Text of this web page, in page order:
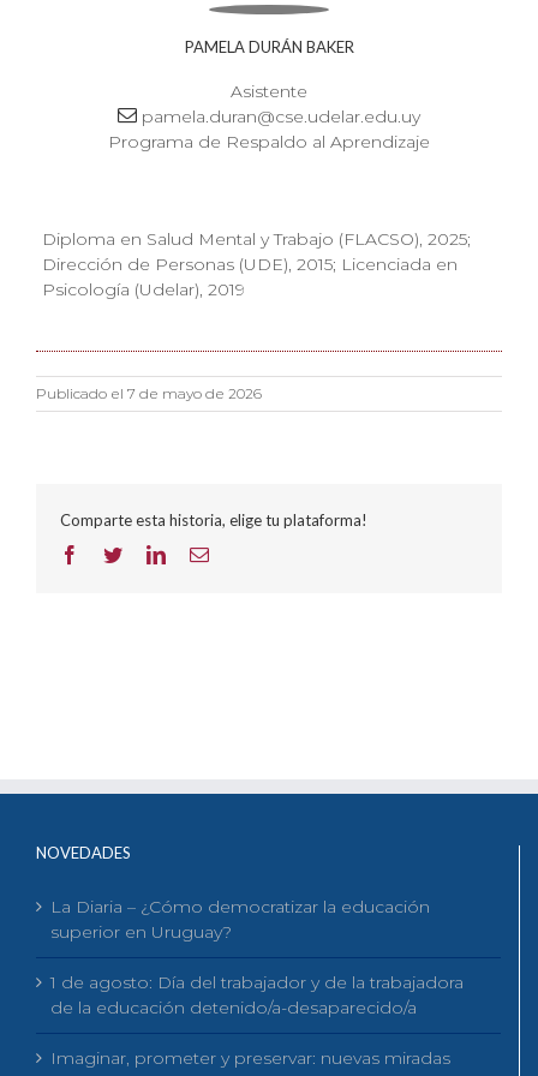
PAMELA DURÁN BAKER
Asistente
pamela.duran@cse.udelar.edu.uy
Programa de Respaldo al Aprendizaje
Diploma en Salud Mental y Trabajo (FLACSO), 2025;
Dirección de Personas (UDE), 2015; Licenciada en
Psicología (Udelar), 2019
Publicado el 7 de mayo de 2026
Comparte esta historia, elige tu plataforma!
Facebook
TwitterLinkedInCorreo
NOVEDADES
La Diaria – ¿Cómo democratizar la educación
superior en Uruguay?
1 de agosto: Día del trabajador y de la trabajadora
de la educación detenido/a-desaparecido/a
Imaginar, prometer y preservar: nuevas miradas